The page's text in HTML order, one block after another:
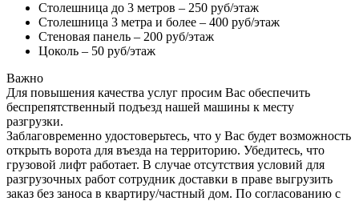
Столешница до 3 метров – 250 руб/этаж
Столешница 3 метра и более – 400 руб/этаж
Стеновая панель – 200 руб/этаж
Цоколь – 50 руб/этаж
Важно
Для повышения качества услуг просим Вас обеспечить
беспрепятственный подъезд нашей машины к месту
разгрузки.
Заблаговременно удостоверьтесь, что у Вас будет возможность
открыть ворота для въезда на территорию. Убедитесь, что
грузовой лифт работает. В случае отсутствия условий для
разгрузочных работ сотрудник доставки в праве выгрузить
заказ без заноса в квартиру/частный дом. По согласованию с